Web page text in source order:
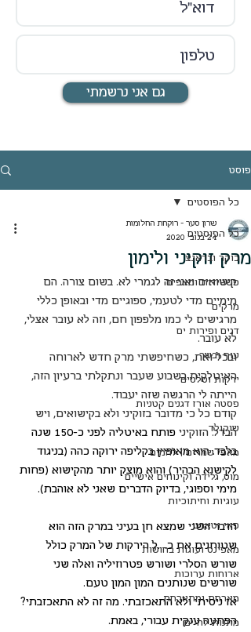
גם אני נרשמתי
פוסט
כל הפוסטים
בוקר ובראנצ
פשטידות ומאפים
מרקים
דגים ופירות ים
עוף ובשר
ירקות וסלטים
פסטה אורז דגנים קטניות
שוקולד
מאפי שמרים | לחמים
מוס, גלידה וקינוחים אישיים
עוגיות וחיתוכיות
פאי וטארט
מאפינס ועוגות בחושות
ארוחות ערוכות
מארחת ומתארחת
מתנות לחיים
כל הפוסטים
מרק זוקיני ולימון
שרון סער - רוקחת החלומות
24 בנוב׳ 2020
קישואים ואני זה לגמרי לא. בשום צורה. הם
מימיים מדי לטעמי, ספוגיים מדי ובאופן כללי
מרגישים לי כמו מלפפון חם, וזה לא עובר אצלי,
לא עובר.
ובכל זאת, כשחיפשתי מרק חדש לארוחה
האיטלקית בשבוע שעבר ונתקלתי ברעיון הזה,
הייתה לי הרגשה שזה יעבוד.
קודם כל כי מדובר בזוקיני ולא בקישואים, ויש
הבדל. הזוקיני
פותח באיטליה לפני כ-150 שנה
בלבד. הוא מאופיין בקליפה ירוקה כהה (בניגוד
לקישוא הבהיר) והוא מוצק יותר מהקישוא (פחות
מימי וספוגי, בדיוק הדברים שאני לא אוהבת).
הדבר השני שמצא חן בעיני במרק הזה הוא
שטוחנים את כ....ל הירקות של המרק כולל
שורש הסלרי ושורש פטרוזיליה ואלה שני
שורשים שנותנים המון המון טעם.
אז ניסיתי ולא התאכזבתי. מה זה לא התאכזבתי?
הפתעה ענקית עבורי, באמת.